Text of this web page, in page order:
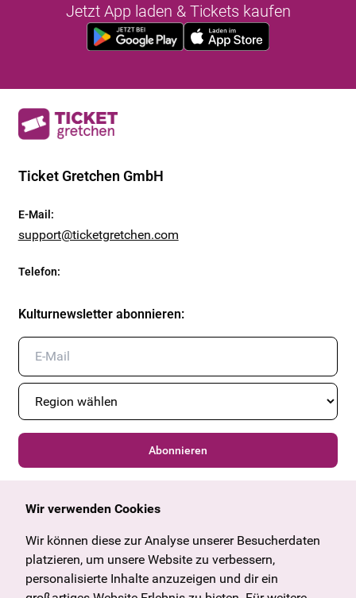
Jetzt App laden & Tickets kaufen
Ticket Gretchen GmbH
E-Mail :
support@ticketgretchen.com
Telefon:
Kulturnewsletter abonnieren:
Abonnieren
Allgemein
Angebote & News
U27
Geschenkgutschein
Wien
Tirol
Vorarlberg
Wir verwenden Cookies
Wir können diese zur Analyse unserer Besucherdaten
platzieren, um unsere Website zu verbessern,
personalisierte Inhalte anzuzeigen und dir ein